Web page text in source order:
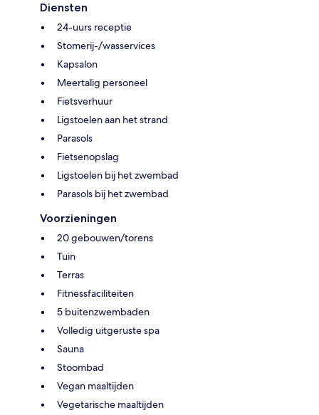
Diensten
24-uurs receptie
Stomerij-/wasservices
Kapsalon
Meertalig personeel
Fietsverhuur
Ligstoelen aan het strand
Parasols
Fietsenopslag
Ligstoelen bij het zwembad
Parasols bij het zwembad
Voorzieningen
20 gebouwen/torens
Tuin
Terras
Fitnessfaciliteiten
5 buitenzwembaden
Volledig uitgeruste spa
Sauna
Stoombad
Vegan maaltijden
Vegetarische maaltijden